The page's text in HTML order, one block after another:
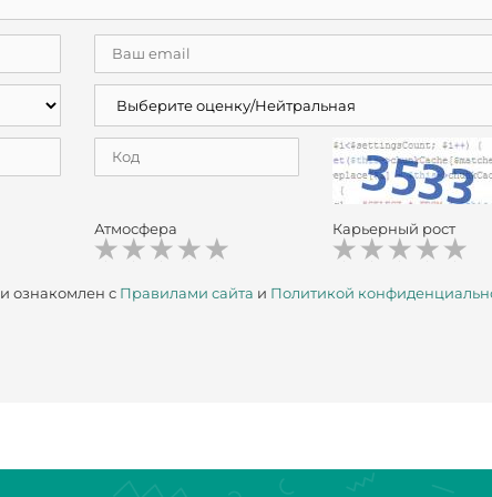
Атмосфера Карьерный рост
и ознакомлен с Правилами сайта и Политикой